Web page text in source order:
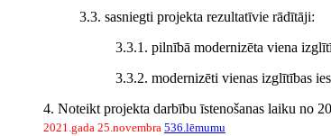
3.3. sasniegti projekta rezultatīvie rādītāji:
3.3.1. pilnībā modernizēta viena
3.3.2. modernizēti vienas izglītības
4. Noteikt projekta darbību īstenošanas laiku no
2021.gada 25.novembra 536.lēmumu